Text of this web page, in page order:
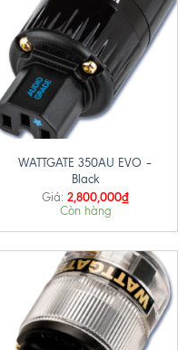
WATTGATE 350AU EVO –
Black
Giá: 2,800,000₫
Còn hàng